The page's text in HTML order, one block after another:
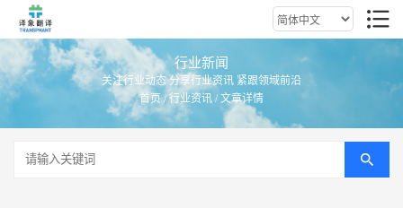
行业新闻
关注行业动态 分享行业资讯 紧跟领域前沿
首页/行业资讯 / 文章详情